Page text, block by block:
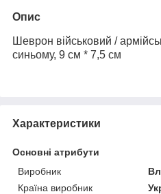
Опис
Шеврон військовий /
синьому, 9 см * 7,5 см
Характеристики
Основні атрибути
Виробник
Країна виробник